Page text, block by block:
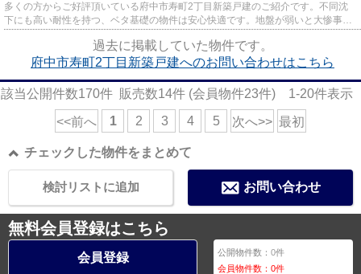
多くの方からご好評頂いている府中市寿町2丁目新築戸建のご紹介です。不同沈
下にも高い耐性を持つ、ベタ基礎の物件は安心快適です。地盤が弱いと大惨事に
過去に掲載していた物件です。
府中市寿町2丁目新築戸建へのお問い合わせはこちら
該当公開件数170件 販売数14件 (会員物件23件) 1-20件表示
<<前へ 1 2 3 4 5 次へ>> 最初
チェックした物件をまとめて
お問い合わせ
検討リストに追加
無料会員登録はこちら
会員登録 公開物件数：0件
会員物件数：0件